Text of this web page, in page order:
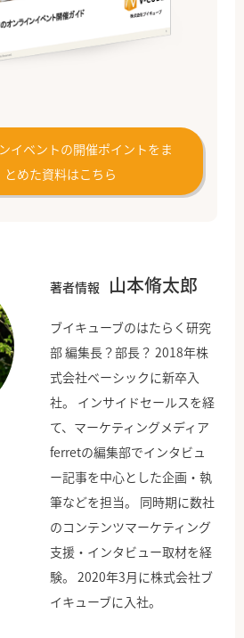
イベントの開催ポイントをま
とめた資料はこちら
著者情報 山本脩太郎
ブイキューブのはたらく研究
部 編集長？部長？ 2018年株
式会社ベーシックに新卒入
社。 インサイドセールスを経
て、マーケティングメディア
ferretの編集部でインタビュ
ー記事を中心とした企画・執
筆などを担当。 同時期に数社
のコンテンツマーケティング
支援・インタビュー取材を経
験。 2020年3月に株式会社ブ
イキューブに入社。